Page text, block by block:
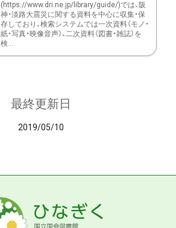
(https://www.dri.ne.jp/library/guide/)では、阪
神・淡路大震災に関する資料を中心に収集・保
存しており、検索システムでは一次資料（モノ・
紙・写真・映像音声）、二次資料（図書・雑誌）を
検...
最終更新日
2019/05/10